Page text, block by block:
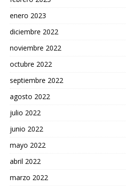
enero 2023
diciembre 2022
noviembre 2022
octubre 2022
septiembre 2022
agosto 2022
julio 2022
junio 2022
mayo 2022
abril 2022
marzo 2022